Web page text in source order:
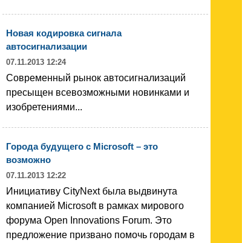
Новая кодировка сигнала
автосигнализации
07.11.2013 12:24
Современный рынок автосигнализаций
пресыщен всевозможными новинками и
изобретениями...
Города будущего с Microsoft – это
возможно
07.11.2013 12:22
Инициативу CityNext была выдвинута
компанией Microsoft в рамках мирового
форума Open Innovations Forum. Это
предложение призвано помочь городам в